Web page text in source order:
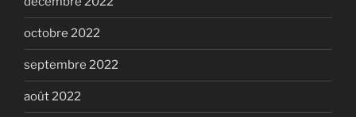
octobre 2022
septembre 2022
août 2022